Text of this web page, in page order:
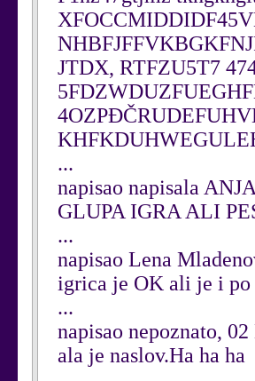
JTDX, RTFZU5T7
...
napisao napisala
GLUPA IGRA ALI
...
napisao Lena
igrica je OK ali je i
...
napisao nepoznato,
ala je naslov.Ha ha ha